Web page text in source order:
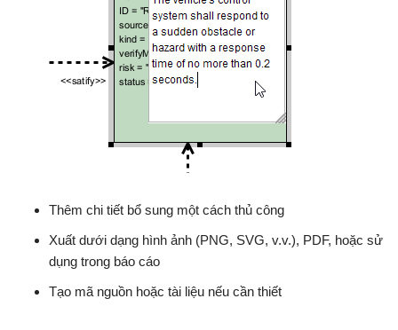
Thêm chi tiết bổ sung một cách thủ công
Xuất dưới dạng hình ảnh (PNG, SVG, v.v.), PDF, hoặc sử
dụng trong báo cáo
Tạo mã nguồn hoặc tài liệu nếu cần thiết